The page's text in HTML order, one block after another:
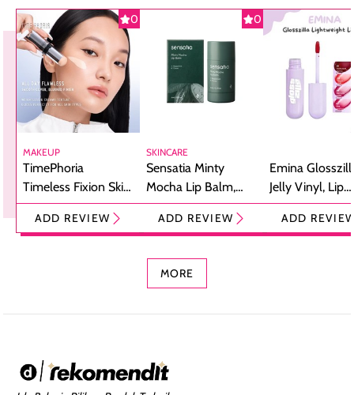
0
MAKEUP
TimePhoria
Timeless Fixion Skin
Tint Stick,
Foundation dan
ADD REVIEW
0
SKINCARE
Sensatia Minty
Mocha Lip Balm,
Pelembap Bibir
dengan Aroma
ADD REVIEW
Emina
Jelly Vinyl, Lip
Cream Glossy
Ringan
ADD
MORE